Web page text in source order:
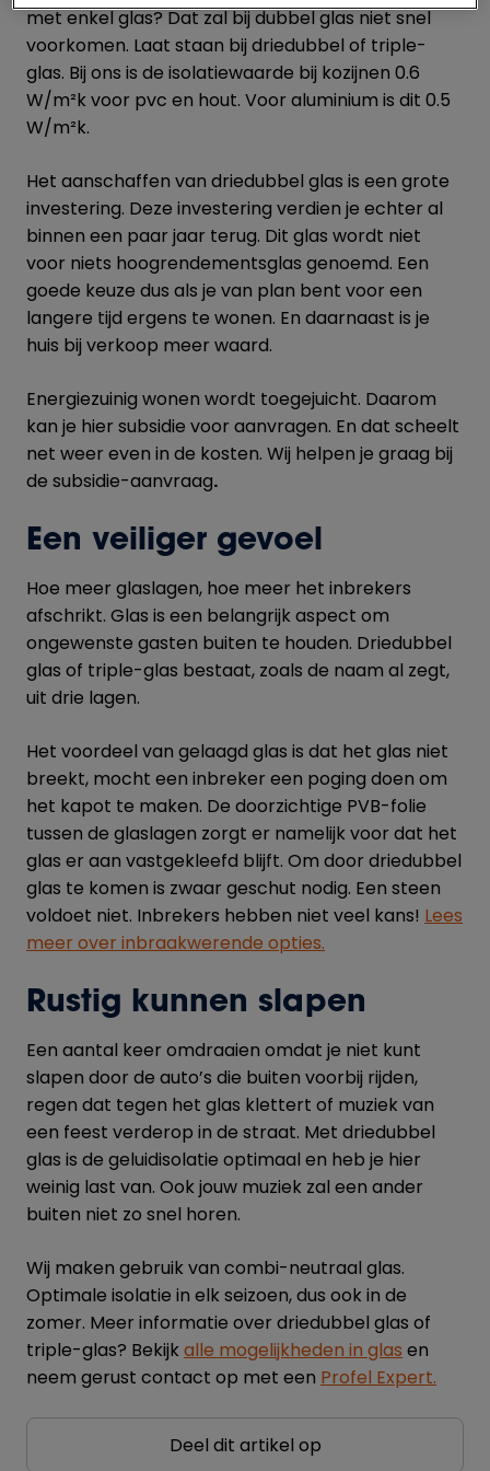
met enkel glas? Dat zal bij dubbel glas niet snel
voorkomen. Laat staan bij driedubbel of triple-
glas. Bij ons is de isolatiewaarde bij kozijnen 0.6
W/m²k voor pvc en hout. Voor aluminium is dit 0.5
W/m²k.
Het aanschaffen van driedubbel glas is een grote
investering. Deze investering verdien je echter al
binnen een paar jaar terug. Dit glas wordt niet
voor niets hoogrendementsglas genoemd. Een
goede keuze dus als je van plan bent voor een
langere tijd ergens te wonen. En daarnaast is je
huis bij verkoop meer waard.
Energiezuinig wonen wordt toegejuicht. Daarom
kan je hier subsidie voor aanvragen. En dat scheelt
net weer even in de kosten. Wij helpen je graag bij
de subsidie-aanvraag.
Een veiliger gevoel
Hoe meer glaslagen, hoe meer het inbrekers
afschrikt. Glas is een belangrijk aspect om
ongewenste gasten buiten te houden. Driedubbel
glas of triple-glas bestaat, zoals de naam al zegt,
uit drie lagen.
Het voordeel van gelaagd glas is dat het glas niet
breekt, mocht een inbreker een poging doen om
het kapot te maken. De doorzichtige PVB-folie
tussen de glaslagen zorgt er namelijk voor dat het
glas er aan vastgekleefd blijft. Om door driedubbel
glas te komen is zwaar geschut nodig. Een steen
voldoet niet. Inbrekers hebben niet veel kans! Lees
meer over inbraakwerende opties.
Rustig kunnen slapen
Een aantal keer omdraaien omdat je niet kunt
slapen door de auto’s die buiten voorbij rijden,
regen dat tegen het glas klettert of muziek van
een feest verderop in de straat. Met driedubbel
glas is de geluidisolatie optimaal en heb je hier
weinig last van. Ook jouw muziek zal een ander
buiten niet zo snel horen.
Wij maken gebruik van combi-neutraal glas.
Optimale isolatie in elk seizoen, dus ook in de
zomer. Meer informatie over driedubbel glas of
triple-glas? Bekijk alle mogelijkheden in glas en
neem gerust contact op met een Profel Expert.
Deel dit artikel op